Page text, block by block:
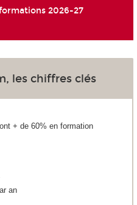
2026-27
les chiffres clés
+ de 60% en formation
an